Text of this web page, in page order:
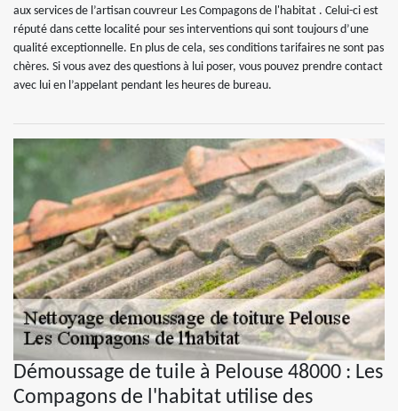
aux services de l’artisan couvreur Les Compagons de l'habitat . Celui-ci est
réputé dans cette localité pour ses interventions qui sont toujours d’une
qualité exceptionnelle. En plus de cela, ses conditions tarifaires ne sont pas
chères. Si vous avez des questions à lui poser, vous pouvez prendre contact
avec lui en l’appelant pendant les heures de bureau.
Démoussage de tuile à Pelouse 48000 : Les
Compagons de l'habitat utilise des